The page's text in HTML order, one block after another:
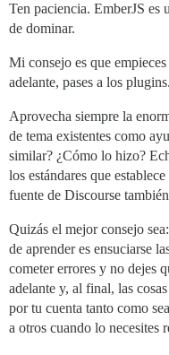
Ten paciencia. EmberJS es
de dominar.
Mi consejo es que
adelante, pases a los plugins.
Aprovecha siempre la
de tema existentes como
similar? ¿Cómo lo hizo?
los estándares que
fuente de Discourse
Quizás el mejor consejo
de aprender es ensuciarse
cometer errores y no dejes
adelante y, al final, las
por tu cuenta tanto como
a otros cuando lo necesites